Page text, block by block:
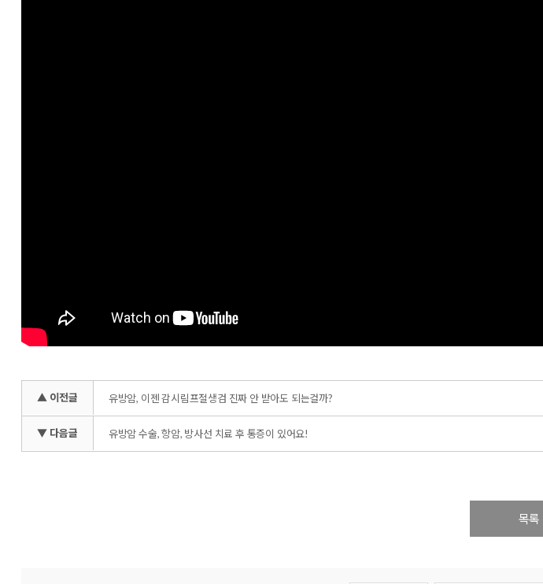
▲ 이전글 유방암, 이젠 감시림프절생검 진짜 안 받아도 되는걸까?
▼ 다음글 유방암 수술, 항암, 방사선 치료 후 통증이 있어요!
목록